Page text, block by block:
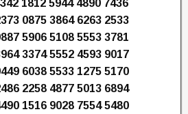
1812 5944 4890 7436
0875 3864 6263 2533
5906 5108 5553 3781
3374 5552 4593 9017
6038 5533 1275 5170
2258 4877 5013 6894
1516 9028 7554 5480